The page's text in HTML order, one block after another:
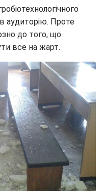
аудиторію. Проте
до того, що
все на жарт.